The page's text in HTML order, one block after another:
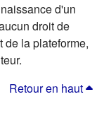
d'un
droit de
de la plateforme,
Retour en haut